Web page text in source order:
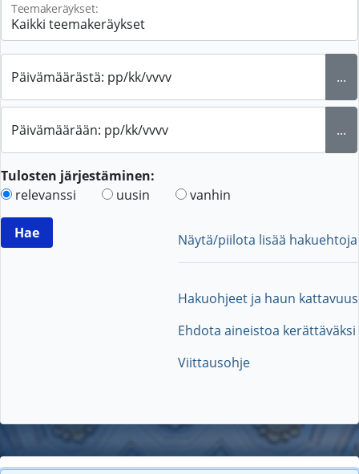
Teemakeräykset:
Päivämäärästä: pp/kk/vvvv ...
Päivämäärään: pp/kk/vvvv ...
Tulosten järjestäminen:
relevanssi
uusin vanhin
Näytä/piilota lisää hakuehtoja
Hakuohjeet ja haun kattavuus
Ehdota aineistoa kerättäväksi
Viittausohje